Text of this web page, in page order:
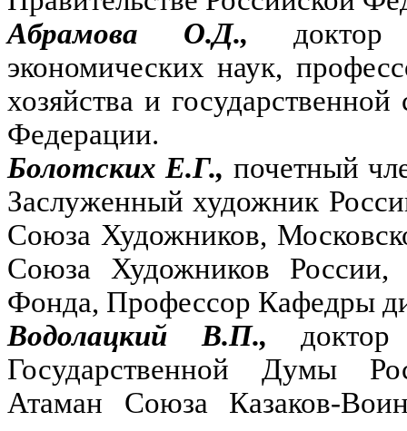
Абрамова О.Д.,
экономических наук,
хозяйства и
Федерации.
Болотских Е.Г., почетный
Заслуженный художник
Союза Художников,
Союза Художников России,
Фонда, Профессор Кафедры
Водолацкий В.П.,
Государственной Думы
Атаман Союза Казаков-